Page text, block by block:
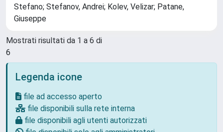
Stefano; Stefanov, Andrei; Kolev, Velizar; Patane,
Giuseppe
Mostrati risultati da 1 a 6 di
6
Legenda icone
file ad accesso aperto
file disponibili sulla rete interna
file disponibili agli utenti autorizzati